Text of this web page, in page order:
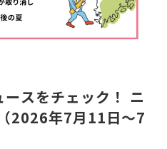
スをチェック！ ニ
2026年7月11日～7